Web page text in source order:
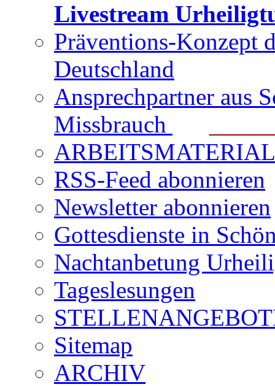
Livestream
Präventions-Konzept
Deutschland
Ansprechpartner aus
Missbrauch
ARBEITSMATERIAL
RSS-Feed abonnieren
Newsletter abonnieren
Gottesdienste in
Nachtanbetung
Tageslesungen
Sitemap
ARCHIV